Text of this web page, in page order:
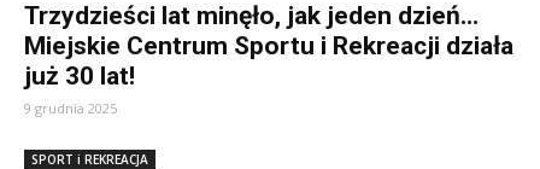
Trzydzieści lat minęło, jak jeden dzień…
Miejskie Centrum Sportu i Rekreacji działa
już 30 lat!
9 grudnia 2025
SPORT i REKREACJA